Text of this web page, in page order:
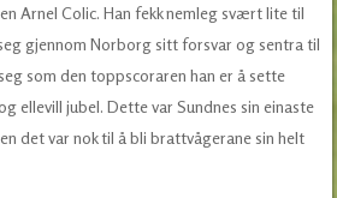
Arnel Colic. Han fekk nemleg svært lite til
gjennom Norborg sitt forsvar og sentra til
som den toppscoraren han er å sette
ellevill jubel. Dette var Sundnes sin einaste
det var nok til å bli brattvågerane sin helt